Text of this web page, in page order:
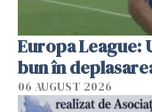
Europa League:
bun în
06 AUGUST 2026